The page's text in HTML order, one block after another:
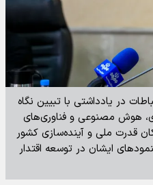
در یادداشتی با تبیین نگاه
هوش مصنوعی و فناوری‌های
قدرت ملی و آینده‌سازی کشور
ایشان در توسعه اقتدار